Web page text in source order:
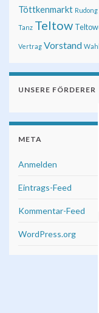
Töttkenmarkt Rudong
Tanz Teltow
Vertrag Vorstand
UNSERE FÖRDERER
META
Anmelden
Eintrags-Feed
Kommentar-Feed
WordPress.org